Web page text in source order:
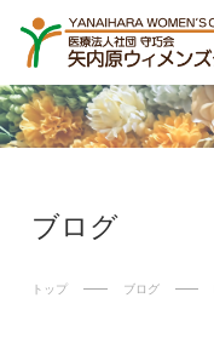
ブログ
トップ ブログ